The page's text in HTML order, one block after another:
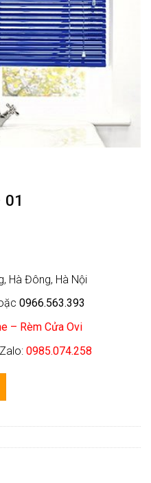
01
Hà Đông, Hà Nội
0966.563.393
– Rèm Cửa Ovi
0985.074.258